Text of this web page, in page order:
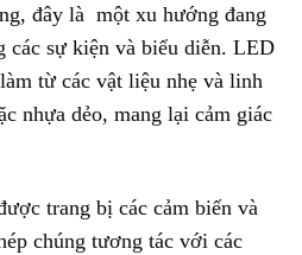
đây là một xu hướng đang
các sự kiện và biểu diễn. LED
từ các vật liệu nhẹ và linh
nhựa dẻo, mang lại cảm giác
trang bị các cảm biến và
chúng tương tác với các